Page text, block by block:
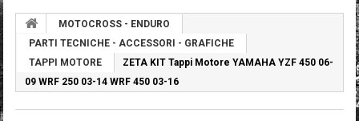
MOTOCROSS - ENDURO
PARTI TECNICHE - ACCESSORI - GRAFICHE
TAPPI MOTORE
ZETA KIT Tappi Motore YAMAHA YZF 450 06-
09 WRF 250 03-14 WRF 450 03-16